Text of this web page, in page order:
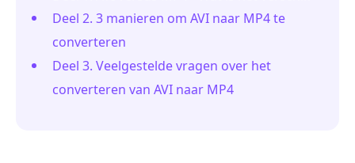
Deel 2. 3 manieren om AVI naar MP4 te
converteren
Deel 3. Veelgestelde vragen over het
converteren van AVI naar MP4